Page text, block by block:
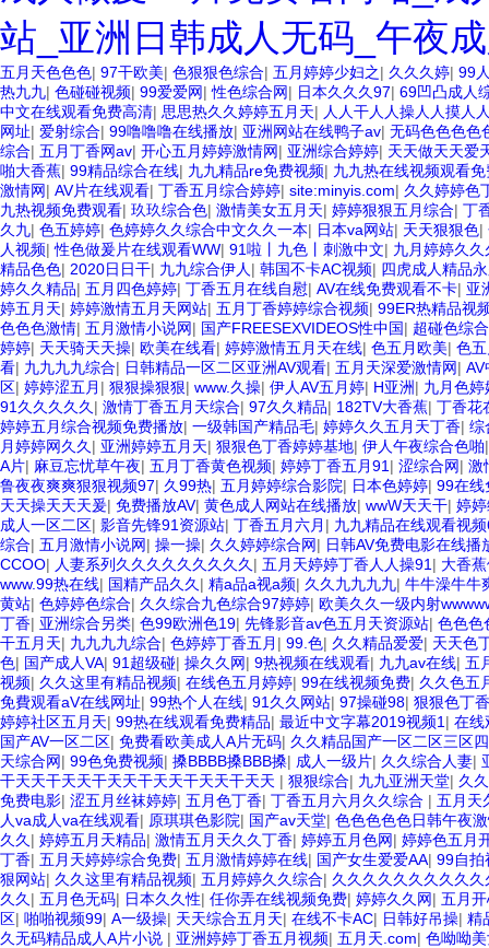
站_亚洲日韩成人无码_午夜
五月天色色色| 97干欧美| 色狠狠色综合| 五月婷婷少妇之| 久久久婷| 99
热九九| 色碰碰视频| 99爱爱网|性色综合网| 日本久久久97| 69凹凸成人
中文在线观看免费高清| 思思热久久婷婷五月天| 人人干人人操人人摸人
网址| 爱射综合| 99噜噜噜在线播放| 亚洲网站在线鸭子av| 无码色色色色
综合| 五月丁香网av| 开心五月婷婷激情网| 亚洲综合婷婷| 天天做天天爱
啪大香蕉| 99精品综合在线| 九九精品re免费视频| 九九热在线视频观看
激情网| AV片在线观看| 丁香五月综合婷婷| site:minyis.com| 久久婷婷色
九热视频免费观看| 玖玖综合色| 激情美女五月天| 婷婷狠狠五月综合| 丁
久九| 色五婷婷| 色婷婷久久综合中文久久一本| 日本va网站| 天天狠狠色|
人视频|性色做爰片在线观看WW| 91啦丨九色丨刺激中文| 九月婷婷久久
精品色色| 2020日日干| 九九综合伊人 | 韩国不卡AC视频| 四虎成人精品
婷久久精品| 五月四色婷婷| 丁香五月在线自慰| AV在线免费观看不卡| 亚
婷五月天| 婷婷激情五月天网站| 五月丁香婷婷综合视频| 99ER热精品视
色色色激情| 五月激情小说网| 国产FREESEXVIDEOS性中国| 超碰色综合
婷婷| 天天骑天天操| 欧美在线看| 婷婷激情五月天在线| 色五月欧美| 色
看| 九九九九综合| 日韩精品一区二区亚洲AV观看| 五月天深爱激情网| AV
区| 婷婷涩五月 | 狠狠操狠狠| www.久操| 伊人AV五月婷| H亚洲| 九月色婷
91久久久久久 | 激情丁香五月天综合| 97久久精品| 182TV大香蕉| 丁香花
婷婷五月综合视频免费播放| 一级韩国产精品毛| 婷婷久久五月天丁香| 综
月婷婷网久久 | 亚洲婷婷五月天| 狠狠色丁香婷婷基地| 伊人午夜综合色啪
A片| 麻豆忘忧草午夜| 五月丁香黄色视频| 婷婷丁香五月91 | 涩综合网| 激
鲁夜夜爽爽狠狠视频97| 久99热| 五月婷婷综合影院| 日本色婷婷| 99在线
天天操天天天爰| 免费播放AV| 黄色成人网站在线播放| wwW天天干| 婷
成人一区二区| 影音先锋91资源站| 丁香五月六月 | 九九精品在线观看视
综合| 五月激情小说网| 操一操| 久久婷婷综合网| 日韩AV免费电影在线播
CCOO| 人妻系列久久久久久久久久久 | 五月天婷婷丁香人人操91 | 大香
www.99热在线| 国精产品久久 | 精a品a视a频| 久久九九九九| 牛牛澡牛牛
黄站| 色婷婷色综合| 久久综合九色综合97婷婷| 欧美久久一级内射
丁香| 亚洲综合另类| 色99欧洲色19| 先锋影音av色五月天资源站| 色色色
干五月天| 九九九九综合| 色婷婷丁香五月 | 99.色| 久久精品爱爱| 天天色
色| 国产成人VA| 91超级碰| 操久久网| 9热视频在线观看| 九九av在线| 五
视频| 久久这里有精品视频| 在线色五月婷婷| 99在线视频免费| 久久色五
免費观看aV在线网址| 99热个人在线| 91久久网站| 97操碰98| 狠狠色丁
婷婷社区五月天| 99热在线观看免费精品| 最近中文字幕2019视频1 | 在线
国产AV一区二区| 免费看欧美成人A片无码| 久久精品国产一区二区三区
天综合网| 99色免费视频| 搡BBBB搡BBB搡| 成人一级片| 久久综合人妻|
干天天干天天干天天干天天干天天干天天 | 狠狠综合| 九九亚洲天堂| 久
免费电影| 涩五月丝袜婷婷| 五月色丁香| 丁香五月六月久久综合 | 五月天
人va成人va在线观看| 原琪琪色影院| 国产av天堂| 色色色色色日韩午夜
久久 | 婷婷五月天精品| 激情五月天久久丁香| 婷婷五月色网| 婷婷色五月
丁香| 五月天婷婷综合免费| 五月激情婷婷在线| 国产女生爱爱AA| 99自拍
狠网站| 久久这里有精品视频| 五月婷婷久久综合| 久久久久久久久久久
久久 | 五月色无码| 日本久久性| 任你弄在线视频免费| 婷婷久久网| 五月
区| 啪啪视频99| A一级操| 天天综合五月天| 在线不卡AC| 日韩好吊操| 精
久无码精品成人A片小说 | 亚洲婷婷丁香五月视频| 五月天.com| 色呦呦